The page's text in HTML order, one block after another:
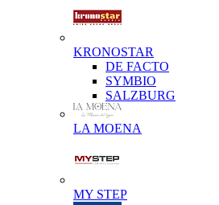
KRONOSTAR
DE FACTO
SYMBIO
SALZBURG
LA MOENA
MY STEP